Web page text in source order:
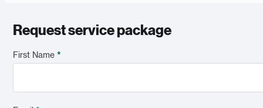
Request service package
First Name *